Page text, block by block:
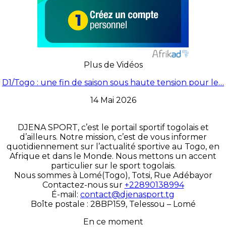
Plus de Vidéos
D1/Togo : une fin de saison sous haute tension pour le…
14 Mai 2026
DJENA SPORT, c’est le portail sportif togolais et
d’ailleurs. Notre mission, c’est de vous informer
quotidiennement sur l’actualité sportive au Togo, en
Afrique et dans le Monde. Nous mettons un accent
particulier sur le sport togolais.
Nous sommes à Lomé(Togo), Totsi, Rue Adébayor
Contactez-nous sur +22890138994
É-mail: contact@djenasport.tg
Boîte postale : 28BP159, Telessou – Lomé
En ce moment